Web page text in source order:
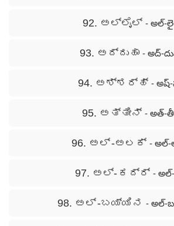
92. ಅಲ್ಲೈಲ್ - అల్-
93. ಅದ್ದುಹಾ - అద్-
94. ಅಶ್ಶರ್ಹ್ - అష్-
95. ಅತ್ತೀನ್ - అత్-
96. ಅಲ್ -ಅಲಕ್ -
97. ಅಲ್- ಕದ್ರ್ - అల్-
98. ಅಲ್ -ಬಯ್ಯಿನ - అల్-